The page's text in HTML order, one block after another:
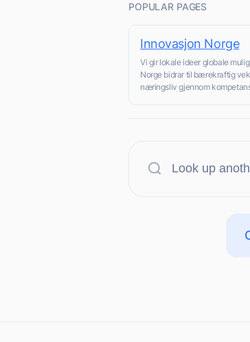
POPULAR PAGES
Innovasjon Norge
Vi gir lokale ideer globale
Norge bidrar til bærekraftig
næringsliv gjennom